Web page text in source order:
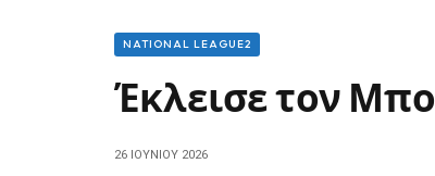
NATIONAL LEAGUE2
Έκλεισε τον
26 ΙΟΥΝΊΟΥ 2026